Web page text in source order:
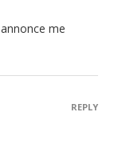
me
REPLY